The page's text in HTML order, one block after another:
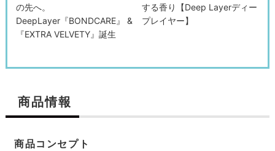
の先へ。
DeepLayer『BONDCARE』 &
『EXTRA VELVETY』誕生
する香り【Deep Layerディー
プレイヤー】
商品情報
商品コンセプト